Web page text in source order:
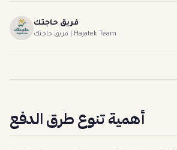
فريق حاجتك
فريق حاجتك | Hajatek Team
أهمية تنوع طرق الدفع